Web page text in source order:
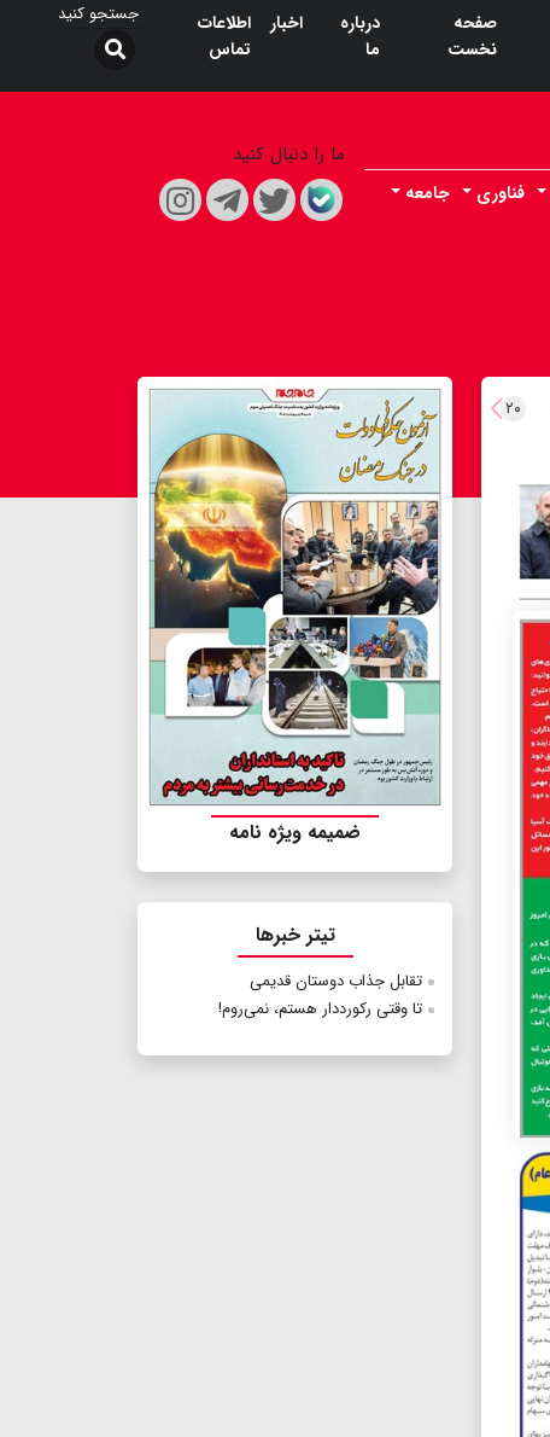
صفحه
نخست
درباره
ما
اخبار
اطلاعات
تماس
فناوری
جامعه
ما را دنبال کنید
۲۰
ضمیمه ویژه نامه
تیتر خبرها
تقابل جذاب دوستان قدیمی
تا وقتی رکورددار هستم، نمی‌روم!